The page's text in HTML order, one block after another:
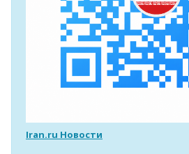
Iran.ru Новости